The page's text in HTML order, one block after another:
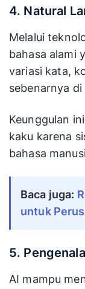
4. Natural
Melalui
bahasa alami
variasi kata,
sebenarnya
Keunggulan
kaku karena
bahasa
Baca juga:
untuk
5.
AI mampu